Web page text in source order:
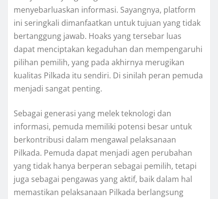
menyebarluaskan informasi. Sayangnya, platform
ini seringkali dimanfaatkan untuk tujuan yang tidak
bertanggung jawab. Hoaks yang tersebar luas
dapat menciptakan kegaduhan dan mempengaruhi
pilihan pemilih, yang pada akhirnya merugikan
kualitas Pilkada itu sendiri. Di sinilah peran pemuda
menjadi sangat penting.
Sebagai generasi yang melek teknologi dan
informasi, pemuda memiliki potensi besar untuk
berkontribusi dalam mengawal pelaksanaan
Pilkada. Pemuda dapat menjadi agen perubahan
yang tidak hanya berperan sebagai pemilih, tetapi
juga sebagai pengawas yang aktif, baik dalam hal
memastikan pelaksanaan Pilkada berlangsung